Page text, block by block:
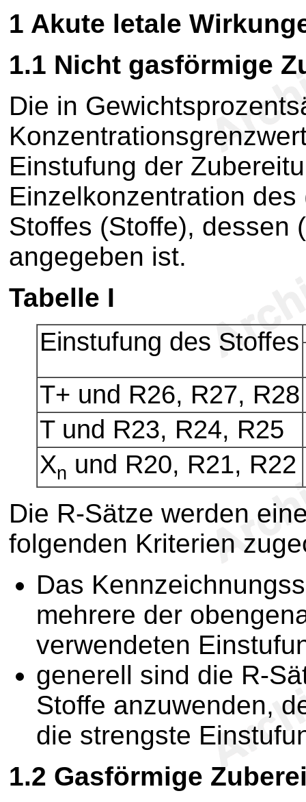
1 Akute letale
1.1 Nicht gasförmige
Die in
Einstufung der
Einzelkonzentration
Stoffes (Stoffe), dessen
angegeben ist.
Tabelle I
Einstufung des Stoffes
T+ und R26, R27, R28
T und R23, R24, R25
Xn und R20, R21, R22
Die R-Sätze werden
folgenden Kriterien
Das
mehrere der
verwendeten
generell sind die R-
Stoffe anzuwenden,
die strengste
1.2 Gasförmige